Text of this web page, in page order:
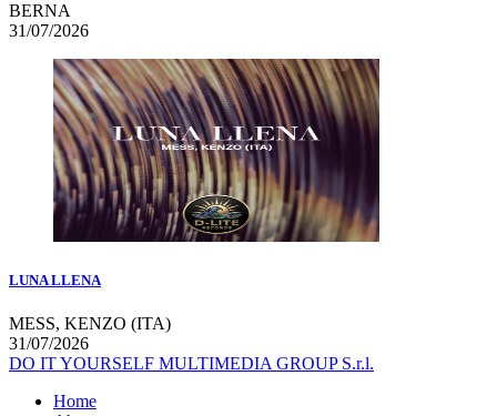
BERNA
31/07/2026
LUNA LLENA
MESS, KENZO (ITA)
31/07/2026
DO IT YOURSELF MULTIMEDIA GROUP S.r.l.
Home